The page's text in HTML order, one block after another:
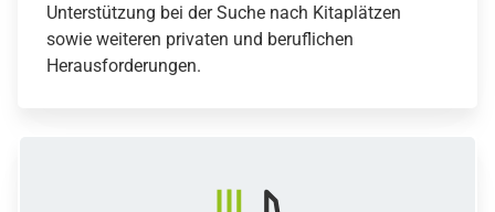
Unterstützung bei der Suche nach Kitaplätzen
sowie weiteren privaten und beruflichen
Herausforderungen.